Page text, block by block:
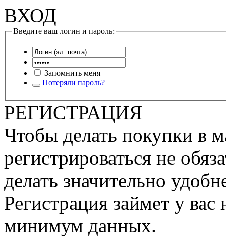
ВХОД
Введите ваш логин и пароль:
Запомнить меня
Потеряли пароль?
РЕГИСТРАЦИЯ
Чтобы делать покупки в
регистрироваться не
делать значительно
Регистрация займет у
минимум данных.